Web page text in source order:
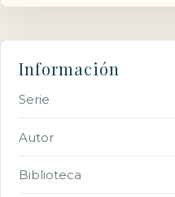
Información
Serie
Autor
Biblioteca